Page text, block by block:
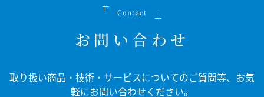
Contact
お問い合わせ
取り扱い商品・技術・サービスについてのご質問等、
お気
軽にお問い合わせください。